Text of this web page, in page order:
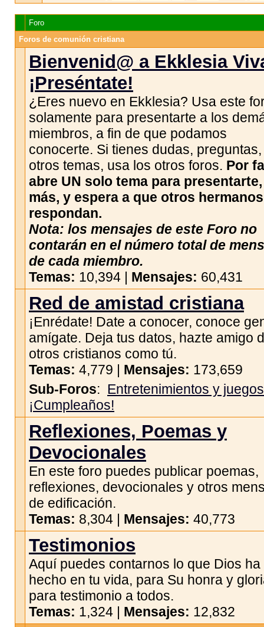
Foro
Foros de comunión cristiana
Bienvenid@ a Ekklesia
¡Preséntate!
¿Eres nuevo en Ekklesia? Usa este
solamente para presentarte a los
miembros, a fin de que podamos
conocerte. Si tienes dudas,
otros temas, usa los otros foros. Por
abre UN solo tema para
más, y espera a que otros hermanos
respondan.
Nota: los mensajes de este Foro no
contarán en el número total de
de cada miembro.
Temas: 10,394 | Mensajes: 60,431
Red de amistad cristiana
¡Enrédate! Date a conocer, conoce
amígate. Deja tus datos, hazte amigo
otros cristianos como tú.
Temas: 4,779 | Mensajes: 173,659
Sub-Foros: Entretenimientos y juegos
¡Cumpleaños!
Reflexiones, Poemas y
Devocionales
En este foro puedes publicar poemas,
reflexiones, devocionales y otros
de edificación.
Temas: 8,304 | Mensajes: 40,773
Testimonios
Aquí puedes contarnos lo que Dios ha
hecho en tu vida, para Su honra y
para testimonio a todos.
Temas: 1,324 | Mensajes: 12,832